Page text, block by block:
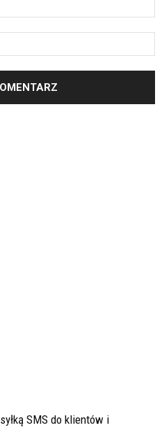
SMS do klientów i